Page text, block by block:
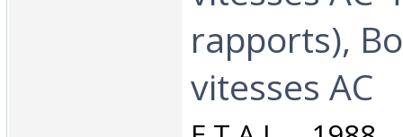
rapports),
vitesses AC‎